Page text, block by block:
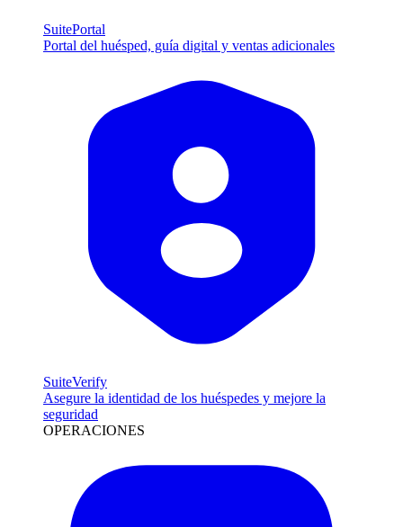
SuitePortal
Portal del huésped, guía digital y ventas adicionales
SuiteVerify
Asegure la identidad de los huéspedes y mejore la
seguridad
OPERACIONES